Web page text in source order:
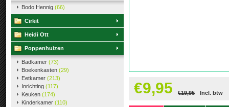
Bodo Hennig (66)
Cirkit
Heidi Ott
Poppenhuizen
Badkamer (73)
Boekenkasten (29)
Eetkamer (213)
Inrichting (117)
Keuken (174)
Kinderkamer (110)
€9,95 €19,95 Incl. btw